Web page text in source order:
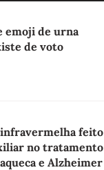
emoji de urna
de voto
infravermelha feito
no tratamento
e Alzheimer